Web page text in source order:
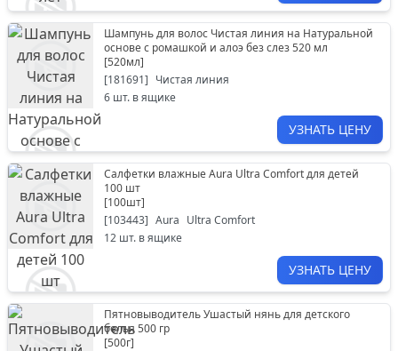
Шампунь для волос Чистая линия на Натуральной
основе с ромашкой и алоэ без слез 520 мл
[520мл]
[181691] Чистая линия
6 шт. в ящике
УЗНАТЬ ЦЕНУ
Салфетки влажные Aura Ultra Comfort для детей
100 шт
[100шт]
[103443] Aura Ultra Comfort
12 шт. в ящике
УЗНАТЬ ЦЕНУ
Пятновыводитель Ушастый нянь для детского
белья 500 гр
[500г]